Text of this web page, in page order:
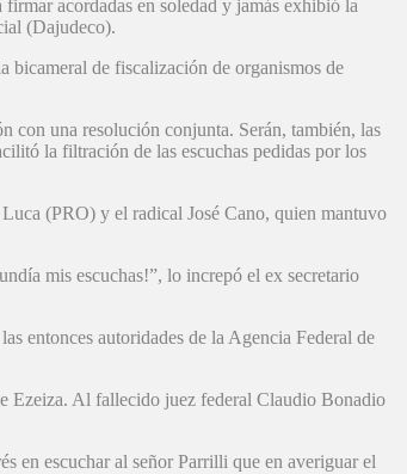
acordadas en soledad y jamás exhibió la
(Dajudeco).
bicameral de fiscalización de organismos de
con una resolución conjunta. Serán, también, las
la filtración de las escuchas pedidas por los
(PRO) y el radical José Cano, quien mantuvo
mis escuchas!”, lo increpó el ex secretario
entonces autoridades de la Agencia Federal de
Ezeiza. Al fallecido juez federal Claudio Bonadio
en escuchar al señor Parrilli que en averiguar el